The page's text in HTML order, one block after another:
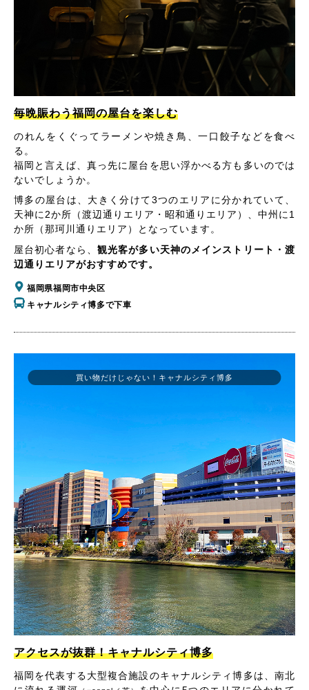
毎晩賑わう福岡の屋台を楽しむ
のれんをくぐってラーメンや焼き鳥、一口餃子などを食べ
る。
福岡と言えば、真っ先に屋台を思い浮かべる方も多いのでは
ないでしょうか。
博多の屋台は、大きく分けて3つのエリアに分かれていて、
天神に2か所（渡辺通りエリア・昭和通りエリア）、中州に1
か所（那珂川通りエリア）となっています。
屋台初心者なら、 観光客が多い天神のメインストリート・渡
辺通りエリアがおすすめです。
福岡県福岡市中央区
キャナルシティ博多で下車
アクセスが抜群！キャナルシティ博多
福岡を代表する大型複合施設のキャナルシティ博多は、南北
買い物だけじゃない！キャナルシティ博多